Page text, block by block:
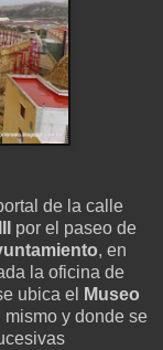
de la calle
por el paseo de
, en
la oficina de
ubica el
Museo
mismo y donde se